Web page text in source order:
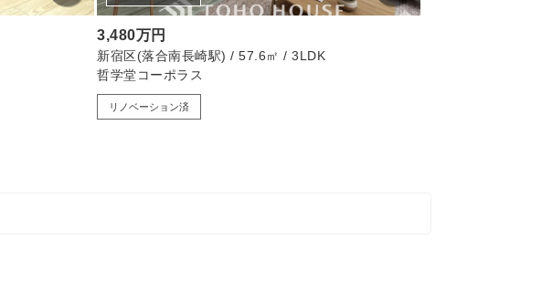
3,480万円
新宿区(落合南長崎駅) / 57.6㎡ / 3LDK
哲学堂コーポラス
リノベーション済